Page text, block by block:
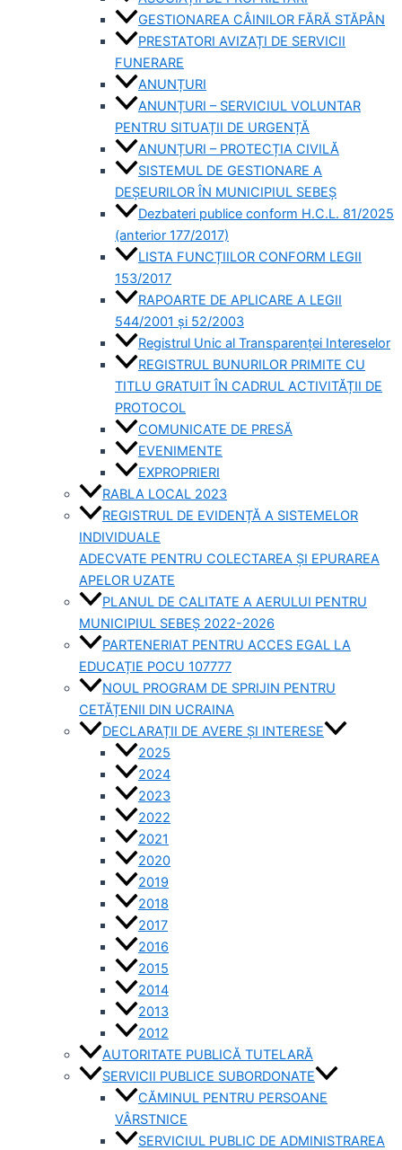
GESTIONAREA CÂINILOR FĂRĂ STĂPÂN
PRESTATORI AVIZAȚI DE SERVICII
FUNERARE
ANUNȚURI
ANUNȚURI – SERVICIUL VOLUNTAR
PENTRU SITUAȚII DE URGENȚĂ
ANUNȚURI – PROTECȚIA CIVILĂ
SISTEMUL DE GESTIONARE A
DEȘEURILOR ÎN MUNICIPIUL SEBEȘ
Dezbateri publice conform H.C.L. 81/2025
(anterior 177/2017)
LISTA FUNCȚIILOR CONFORM LEGII
153/2017
RAPOARTE DE APLICARE A LEGII
544/2001 și 52/2003
Registrul Unic al Transparenței Intereselor
REGISTRUL BUNURILOR PRIMITE CU
TITLU GRATUIT ÎN CADRUL ACTIVITĂȚII DE
PROTOCOL
COMUNICATE DE PRESĂ
EVENIMENTE
EXPROPRIERI
RABLA LOCAL 2023
REGISTRUL DE EVIDENȚĂ A SISTEMELOR
INDIVIDUALE
ADECVATE PENTRU COLECTAREA ȘI EPURAREA
APELOR UZATE
PLANUL DE CALITATE A AERULUI PENTRU
MUNICIPIUL SEBEȘ 2022-2026
PARTENERIAT PENTRU ACCES EGAL LA
EDUCAȚIE POCU 107777
NOUL PROGRAM DE SPRIJIN PENTRU
CETĂȚENII DIN UCRAINA
DECLARAȚII DE AVERE ȘI INTERESE
2025
2024
2023
2022
2021
2020
2019
2018
2017
2016
2015
2014
2013
2012
AUTORITATE PUBLICĂ TUTELARĂ
SERVICII PUBLICE SUBORDONATE
CĂMINUL PENTRU PERSOANE
VÂRSTNICE
SERVICIUL PUBLIC DE ADMINISTRAREA